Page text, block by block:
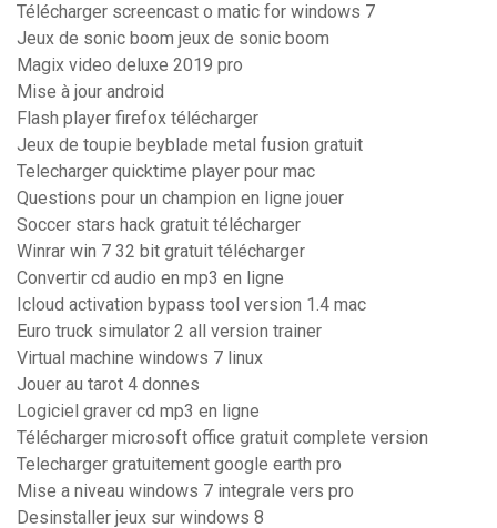
Télécharger screencast o matic for windows 7
Jeux de sonic boom jeux de sonic boom
Magix video deluxe 2019 pro
Mise à jour android
Flash player firefox télécharger
Jeux de toupie beyblade metal fusion gratuit
Telecharger quicktime player pour mac
Questions pour un champion en ligne jouer
Soccer stars hack gratuit télécharger
Winrar win 7 32 bit gratuit télécharger
Convertir cd audio en mp3 en ligne
Icloud activation bypass tool version 1.4 mac
Euro truck simulator 2 all version trainer
Virtual machine windows 7 linux
Jouer au tarot 4 donnes
Logiciel graver cd mp3 en ligne
Télécharger microsoft office gratuit complete version
Telecharger gratuitement google earth pro
Mise a niveau windows 7 integrale vers pro
Desinstaller jeux sur windows 8